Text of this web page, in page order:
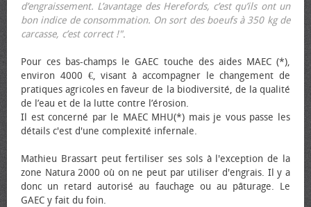
d’engraissement. L’avantage des Herefords, c’est qu’ils ont un
bon indice de consommation. On sort des bœufs à 350 kg de
carcasse, c’est correct !".
Pour ces bas-champs le GAEC touche des aides MAEC (*),
environ 4000 €, visant à accompagner le changement de
pratiques agricoles en faveur de la biodiversité, de la qualité
de l’eau et de la lutte contre l’érosion.
Il est concerné par le MAEC MHU(*) mais je vous passe les
détails c'est d'une complexité infernale.
Mathieu Brassart peut fertiliser ses sols à l'exception de la
zone Natura 2000 où on ne peut par utiliser d'engrais. Il y a
donc un retard autorisé au fauchage ou au pâturage. Le
GAEC y fait du foin.